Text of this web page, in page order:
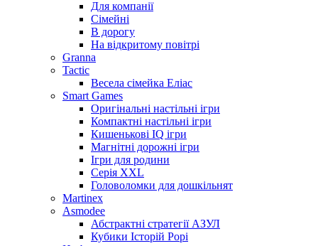
Для компанії
Сімейні
В дорогу
На відкритому повітрі
Granna
Tactic
Весела сімейка Еліас
Smart Games
Оригінальні настільні ігри
Компактні настільні ігри
Кишенькові IQ ігри
Магнітні дорожні ігри
Ігри для родини
Серія XXL
Головоломки для дошкільнят
Martinex
Asmodee
Абстрактні стратегії АЗУЛ
Кубики Історій Рорі